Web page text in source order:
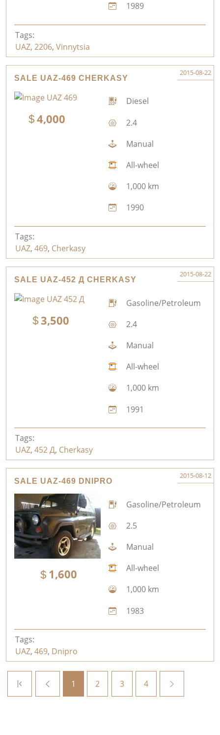
1989
Tags:
UAZ, 2206, Vinnytsia
SALE UAZ-469 CHERKASY
2015-08-22
4,000
Diesel
2.4
Manual
All-wheel
1,000 km
1990
Tags:
UAZ, 469, Cherkasy
SALE UAZ-452 Д CHERKASY
2015-08-22
3,500
Gasoline/Petroleum
2.4
Manual
All-wheel
1,000 km
1991
Tags:
UAZ, 452 Д, Cherkasy
SALE UAZ-469 DNIPRO
2015-08-12
1,600
Gasoline/Petroleum
2.5
Manual
All-wheel
1,000 km
1983
Tags:
UAZ, 469, Dnipro
1 2 3 4